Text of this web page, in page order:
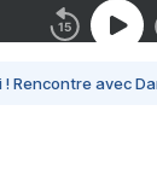
Rencontre avec